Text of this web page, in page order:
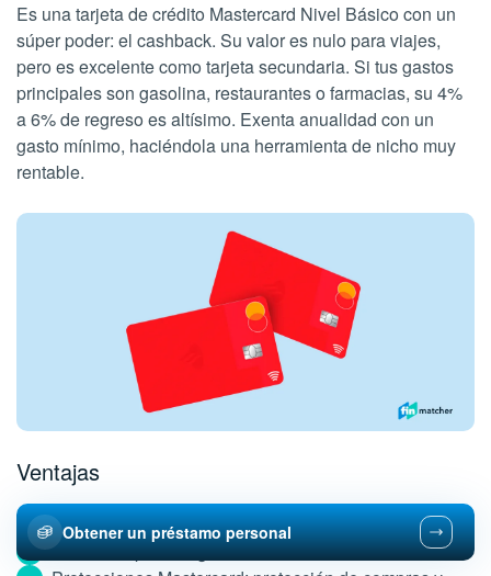
Es una tarjeta de crédito Mastercard Nivel Básico con un
súper poder: el cashback. Su valor es nulo para viajes,
pero es excelente como tarjeta secundaria. Si tus gastos
principales son gasolina, restaurantes o farmacias, su 4%
a 6% de regreso es altísimo. Exenta anualidad con un
gasto mínimo, haciéndola una herramienta de nicho muy
rentable.
Ventajas
$0 de anualidad (con gasto mínimo mensual).
Cashback por categorías de hasta 6%.
Obtener un préstamo personal